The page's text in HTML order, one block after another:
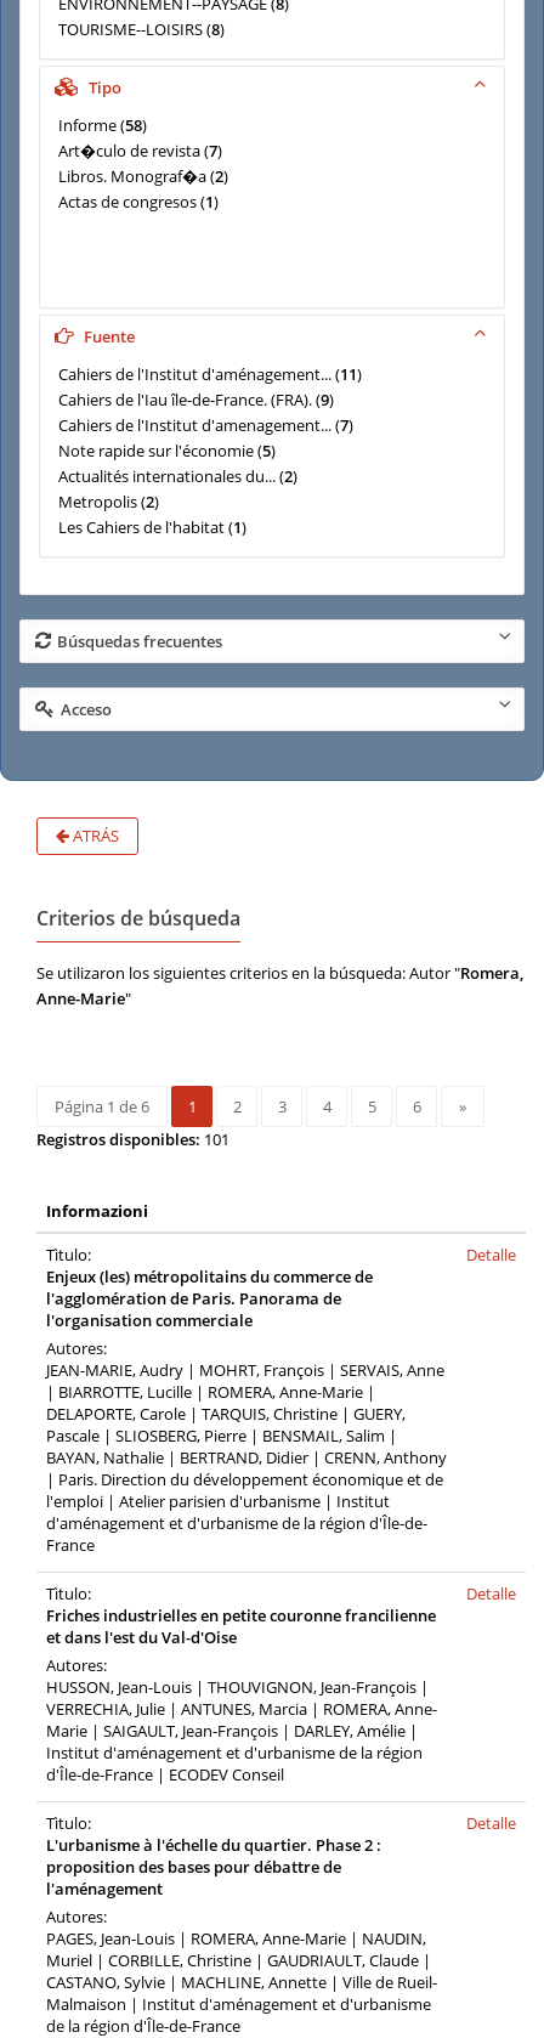
TOURISME--LOISIRS(8)
AMENAGEMENT-DU-TERRITOIRE
Tipo
Informe(58)
Art�culo de revista(7)
Libros. Monograf�a(2)
Actas de congresos(1)
Fuente
Cahiers de l'Institut d'aménagement...(11)
Cahiers de l'Iau île-de-France. (FRA).(9)
Cahiers de l'Institut d'amenagement...(7)
Note rapide sur l'économie(5)
Actualités internationales du...(2)
Metropolis(2)
Les Cahiers de l'habitat(1)
Búsquedas frecuentes
Acceso
ATRÁS
Criterios de búsqueda
Se utilizaron los siguientes criterios en la búsqueda: Autor "Romera,
Anne-Marie"
Página 1 de 6 1 2 3 4 5 6
»
Registros disponibles: 101
Informazioni
Tìtulo:
Enjeux (les) métropolitains du commerce de
l'agglomération de Paris. Panorama de
l'organisation commerciale
Autores:
JEAN-MARIE, Audry | MOHRT, François | SERVAIS, Anne
| BIARROTTE, Lucille | ROMERA, Anne-Marie |
DELAPORTE, Carole | TARQUIS, Christine | GUERY,
Pascale | SLIOSBERG, Pierre | BENSMAIL, Salim |
BAYAN, Nathalie | BERTRAND, Didier | CRENN, Anthony
| Paris. Direction du développement économique et de
l'emploi | Atelier parisien d'urbanisme | Institut
d'aménagement et d'urbanisme de la région d'Île-de-
France
Detalle
Tìtulo:
Friches industrielles en petite couronne francilienne
et dans l'est du Val-d'Oise
Autores:
HUSSON, Jean-Louis | THOUVIGNON, Jean-François |
VERRECHIA, Julie | ANTUNES, Marcia | ROMERA, Anne-
Marie | SAIGAULT, Jean-François | DARLEY, Amélie |
Institut d'aménagement et d'urbanisme de la région
d'Île-de-France | ECODEV Conseil
Detalle
Tìtulo:
L'urbanisme à l'échelle du quartier. Phase 2 :
proposition des bases pour débattre de
l'aménagement
Autores:
PAGES, Jean-Louis | ROMERA, Anne-Marie | NAUDIN,
Muriel | CORBILLE, Christine | GAUDRIAULT, Claude |
CASTANO, Sylvie | MACHLINE, Annette | Ville de Rueil-
Malmaison | Institut d'aménagement et d'urbanisme
de la région d'Île-de-France
Detalle